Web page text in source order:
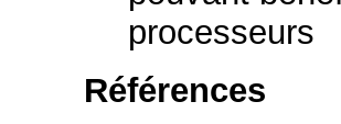
processeurs
Références